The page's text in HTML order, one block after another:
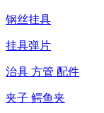
钢丝挂具
挂具弹片
治具 方管 配件
夹子 鳄鱼夹